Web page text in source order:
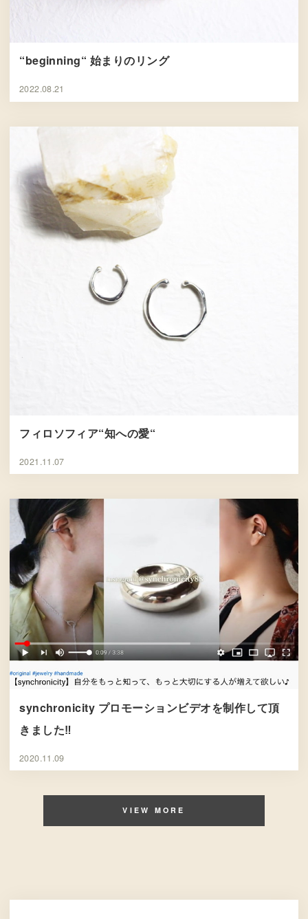
“beginning“ 始まりのリング
2022.08.21
フィロソフィア“知への愛“
2021.11.07
synchronicity プロモーションビデオを制作して頂
きました‼︎
2020.11.09
VIEW MORE